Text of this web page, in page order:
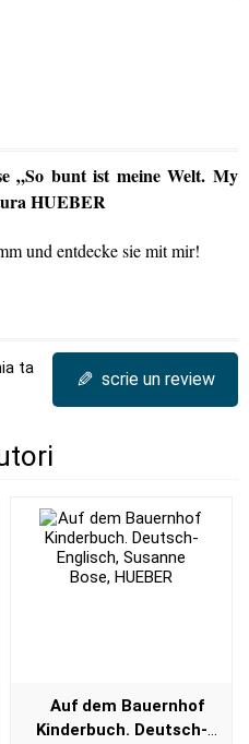
„So bunt ist meine Welt. My
HUEBER
und entdecke sie mit mir!
ta
✎ scrie un review
Auf dem Bauernhof
Kinderbuch. Deutsch-